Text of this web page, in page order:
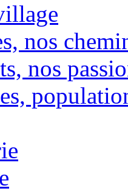
nos
nos